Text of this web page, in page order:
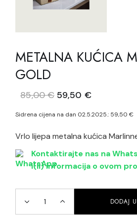
METALNA KUĆICA
GOLD
85,00€ Izvorna
cijena
bila
je:
59,50 €Trenutna
cijena
je:
59,50 €.
Sidrena cijena na dan 02.5.2025.: 59,50€
Vrlo lijepa metalna kućica
Kontaktirajte nas na
i(li) informacija o ovom
Metalna kućica Marlinne Gold
DODAJ